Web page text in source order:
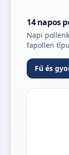
14 napos
Napi
fapollen
Fű és